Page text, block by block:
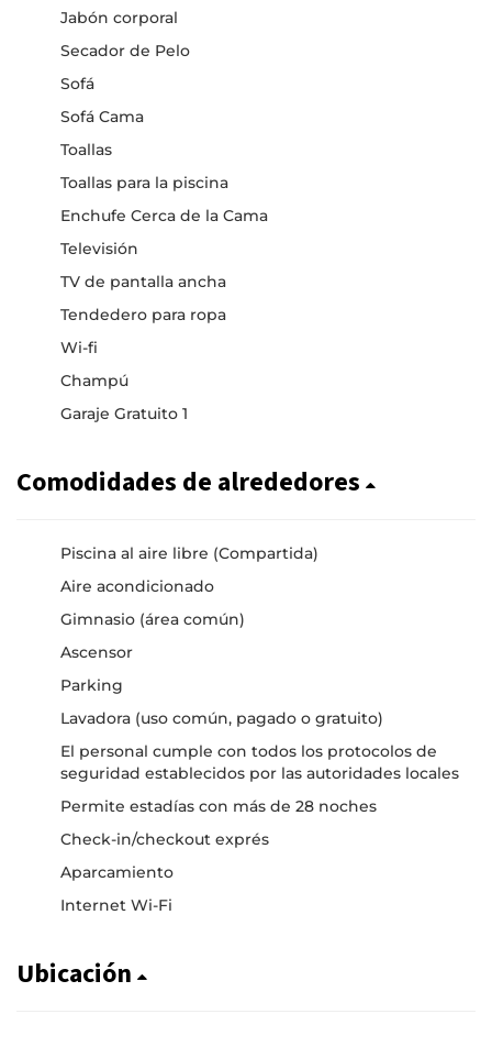
Jabón corporal
Secador de Pelo
Sofá
Sofá Cama
Toallas
Toallas para la piscina
Enchufe Cerca de la Cama
Televisión
TV de pantalla ancha
Tendedero para ropa
Wi-fi
Champú
Garaje Gratuito 1
Comodidades de alrededores
Piscina al aire libre (Compartida)
Aire acondicionado
Gimnasio (área común)
Ascensor
Parking
Lavadora (uso común, pagado o gratuito)
El personal cumple con todos los protocolos de
seguridad establecidos por las autoridades locales
Permite estadías con más de 28 noches
Check-in/checkout exprés
Aparcamiento
Internet Wi-Fi
Ubicación